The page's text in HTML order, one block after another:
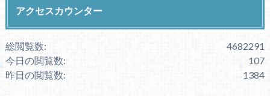
アクセスカウンター
4682291
総閲覧数:
107
今日の閲覧数:
1384
昨日の閲覧数: